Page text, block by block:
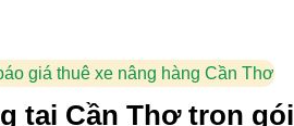
giá thuê xe nâng hàng Cần Thơ
tại Cần Thơ trọn gói